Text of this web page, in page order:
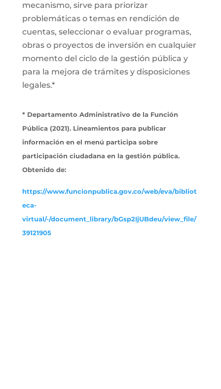
mecanismo, sirve para priorizar
problemáticas o temas en rendición de
cuentas, seleccionar o evaluar programas,
obras o proyectos de inversión en cualquier
momento del ciclo de la gestión pública y
para la mejora de trámites y disposiciones
legales.*
* Departamento Administrativo de la Función
Pública (2021). Lineamientos para publicar
información en el menú participa sobre
participación ciudadana en la gestión pública.
Obtenido de:
https://www.funcionpublica.gov.co/web/eva/bibliot
eca-
virtual/-/document_library/bGsp2IjUBdeu/view_file/
39121905